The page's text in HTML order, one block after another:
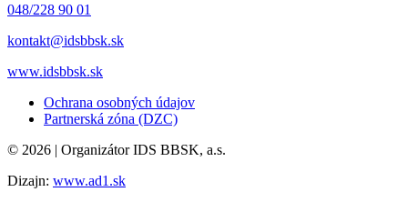
048/228 90 01
kontakt@idsbbsk.sk
www.idsbbsk.sk
Ochrana osobných údajov
Partnerská zóna (DZC)
© 2026 | Organizátor IDS BBSK, a.s.
Dizajn: www.ad1.sk